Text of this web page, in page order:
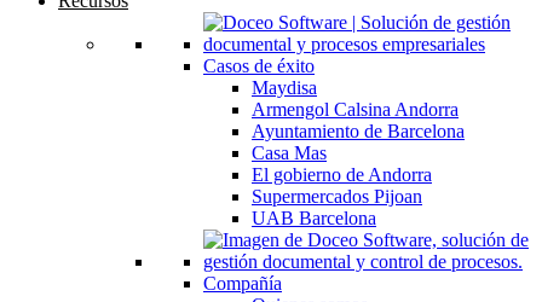
Casos de éxito
Maydisa
Armengol Calsina Andorra
Ayuntamiento de Barcelona
Casa Mas
El gobierno de Andorra
Supermercados Pijoan
UAB Barcelona
Compañía